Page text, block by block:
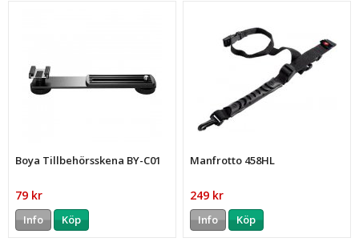
Boya Tillbehörsskena BY-C01
79 kr
Info Köp
Manfrotto 458HL
249 kr
Info Köp